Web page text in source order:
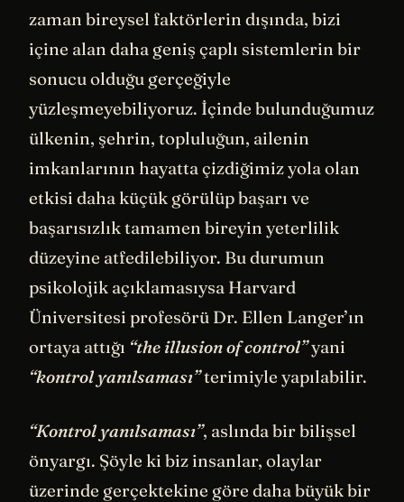
zaman bireysel faktörlerin dışında, bizi
içine alan daha geniş çaplı sistemlerin bir
sonucu olduğu gerçeğiyle
yüzleşmeyebiliyoruz. İçinde bulunduğumuz
ülkenin, şehrin, topluluğun, ailenin
imkanlarının hayatta çizdiğimiz yola olan
etkisi daha küçük görülüp başarı ve
başarısızlık tamamen bireyin yeterlilik
düzeyine atfedilebiliyor. Bu durumun
psikolojik açıklamasıysa Harvard
Üniversitesi profesörü Dr. Ellen Langer’ın
ortaya attığı “the illusion of control”yani
“kontrol yanılsaması”terimiyle yapılabilir.
“Kontrol yanılsaması”, aslında bir bilişsel
önyargı. Şöyle ki biz insanlar, olaylar
üzerinde gerçektekine göre daha büyük bir